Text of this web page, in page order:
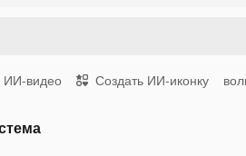
ИИ-видео Создать ИИ-иконку